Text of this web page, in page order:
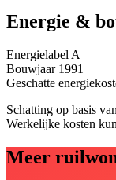
Energie &
Energielabel A
Bouwjaar 1991
Geschatte
Schatting op basis
Werkelijke kosten
Meer